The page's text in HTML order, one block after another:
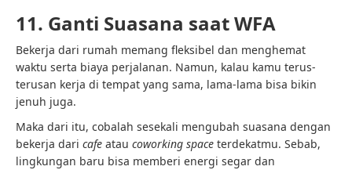
11. Ganti Suasana saat WFA
Bekerja dari rumah memang fleksibel dan menghemat
waktu serta biaya perjalanan. Namun, kalau kamu terus-
terusan kerja di tempat yang sama, lama-lama bisa bikin
jenuh juga.
Maka dari itu, cobalah sesekali mengubah suasana dengan
bekerja dari cafe atau coworking space terdekatmu. Sebab,
lingkungan baru bisa memberi energi segar dan